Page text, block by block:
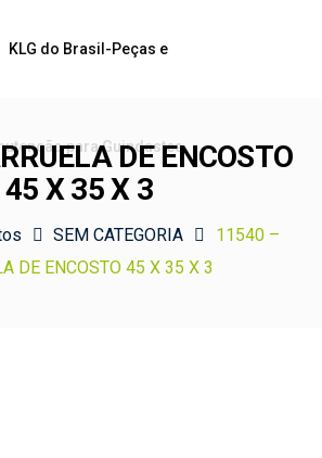
DE ENCOSTO
45 X 35 X 3
SEM CATEGORIA
11540 –
DE ENCOSTO 45 X 35 X 3